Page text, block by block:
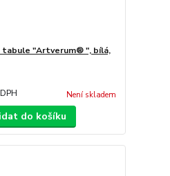
tabule "Artverum® ", bílá,
Není skladem
do košíku